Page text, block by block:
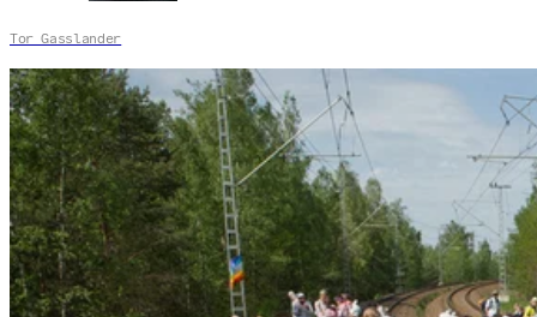
Tor Gasslander